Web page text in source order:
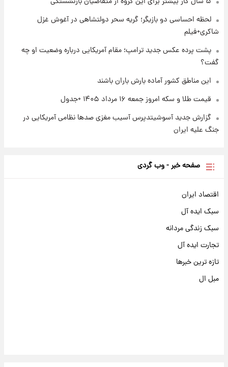
۱ روز پیش
قیمت سکه و طلا فردا
لحظه احساسی دو بازیگر؛ گریه سحر دولتشاهی در آغوش غزل
شاکری+فیلم
پشت پرده عکس جدید ترامپ؛ مقام آمریکایی درباره وضعیت او چه
گفت؟
این مناطق کشور آماده بارش باران باشند
قیمت طلا و سکه امروز جمعه ۱۶ مرداد ۱۴۰۵ +جدول
گزارش جدید آسوشیتدپرس آسیب مغزی صدها نظامی آمریکایی در
جنگ علیه ایران
صفحه خبر - وب گردی
اقتصاد ایران
سبک ایده آل
سبک زندگی مردانه
تجارت ایده آل
تازه ترین خبرها
مبل ال